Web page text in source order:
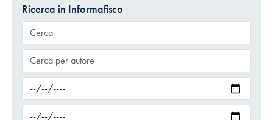
Ricerca in Informafisco